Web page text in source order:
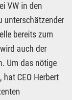
VW in den
unterschätzender
bereits zum
auch der
Um das nötige
CEO Herbert